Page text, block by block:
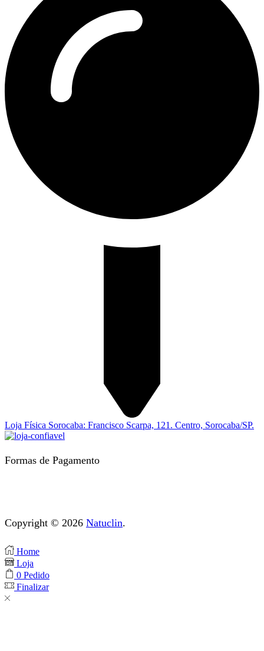
Loja Física Sorocaba: Francisco Scarpa, 121. Centro, Sorocaba/SP.
Formas de Pagamento
Copyright © 2026 Natuclin.
Home
Loja
0 Pedido
Finalizar